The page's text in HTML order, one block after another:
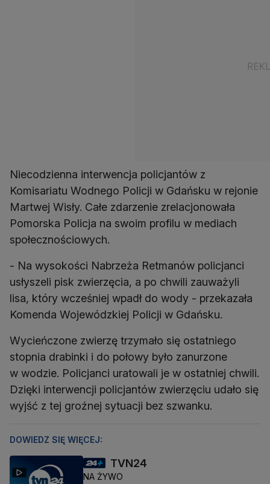
Niecodzienna interwencja policjantów z
Komisariatu Wodnego Policji w Gdańsku w rejonie
Martwej Wisły. Całe zdarzenie zrelacjonowała
Pomorska Policja na swoim profilu w mediach
społecznościowych.
- Na wysokości Nabrzeża Retmanów policjanci
usłyszeli pisk zwierzęcia, a po chwili zauważyli
lisa, który wcześniej wpadł do wody - przekazała
Komenda Wojewódzkiej Policji w Gdańsku.
Wycieńczone zwierzę trzymało się ostatniego
stopnia drabinki i do połowy było zanurzone
w wodzie. Policjanci uratowali je w ostatniej chwili.
Dzięki interwencji policjantów zwierzęciu udało się
wyjść z tej groźnej sytuacji bez szwanku.
DOWIEDZ SIĘ WIĘCEJ:
TVN24
NA ŻYWO